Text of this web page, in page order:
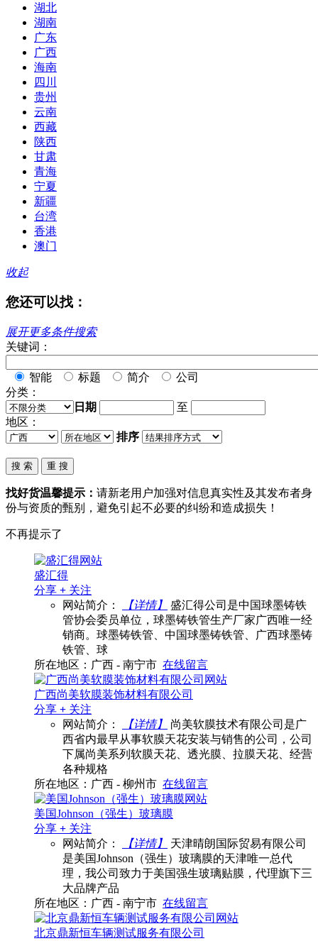
湖北
湖南
广东
广西
海南
四川
贵州
云南
西藏
陕西
甘肃
青海
宁夏
新疆
台湾
香港
澳门
收起
您还可以找：
展开更多条件搜索
关键词：
智能 标题 简介
公司
分类：
日期
至
地区：
排序
找好货温馨提示： 请新老用户加强对信息真实性及其发布者身
份与资质的甄别，避免引起不必要的纠纷和造成损失！
不再提示了
盛汇得
分享 + 关注
网站简介：
【详情】
盛汇得公司是中国球墨铸铁
管协会委员单位，球墨铸铁管生产厂家广西唯一经
销商。球墨铸铁管、中国球墨铸铁管、广西球墨铸
铁管、球
所在地区：广西 - 南宁市 在线留言
广西尚美软膜装饰材料有限公司
分享 + 关注
网站简介：
【详情】
尚美软膜技术有限公司是广
西省内最早从事软膜天花安装与销售的公司，公司
下属尚美系列软膜天花、透光膜、拉膜天花、经营
各种规格
所在地区：广西 - 柳州市 在线留言
美国Johnson（强生）玻璃膜
分享 + 关注
网站简介：
【详情】
天津晴朗国际贸易有限公司
是美国Johnson（强生）玻璃膜的天津唯一总代
理，我公司致力于美国强生玻璃贴膜，代理旗下三
大品牌产品
所在地区：广西 - 南宁市 在线留言
北京鼎新恒车辆测试服务有限公司